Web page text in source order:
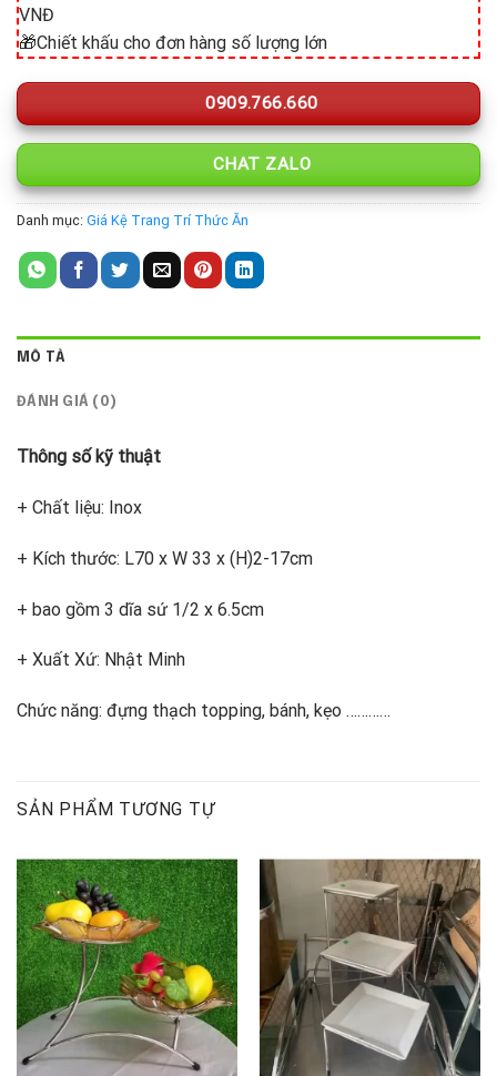
VNĐ
🎁Chiết khấu cho đơn hàng số lượng lớn
0909.766.660
CHAT ZALO
Danh mục: Giá Kệ Trang Trí Thức Ăn
MÔ TẢ
ĐÁNH GIÁ (0)
Thông số kỹ thuật
+ Chất liệu: Inox
+ Kích thước: L70 x W 33 x (H)2-17cm
+ bao gồm 3 dĩa sứ 1/2 x 6.5cm
+ Xuất Xứ: Nhật Minh
Chức năng: đựng thạch topping, bánh, kẹo …………
SẢN PHẨM TƯƠNG TỰ